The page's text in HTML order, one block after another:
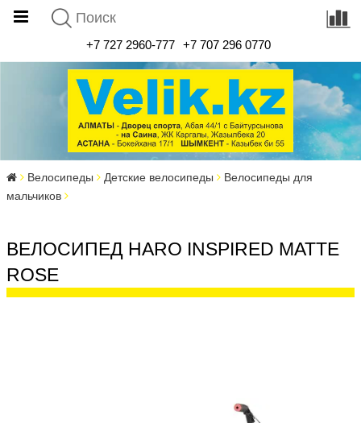
+7 727 2960-777 +7 707 296 0770
Велосипеды Детские велосипеды
Велосипеды для
мальчиков
ВЕЛОСИПЕД HARO INSPIRED MATTE
ROSE